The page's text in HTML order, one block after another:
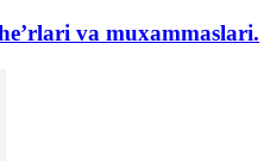
va muxammaslari.